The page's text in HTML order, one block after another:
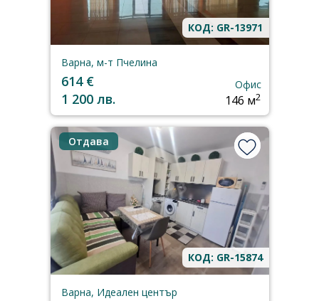
КОД: GR-13971
Варна, м-т Пчелина
614 €
1 200 лв.
Офис
146 м2
Отдава
КОД: GR-15874
Варна, Идеален център